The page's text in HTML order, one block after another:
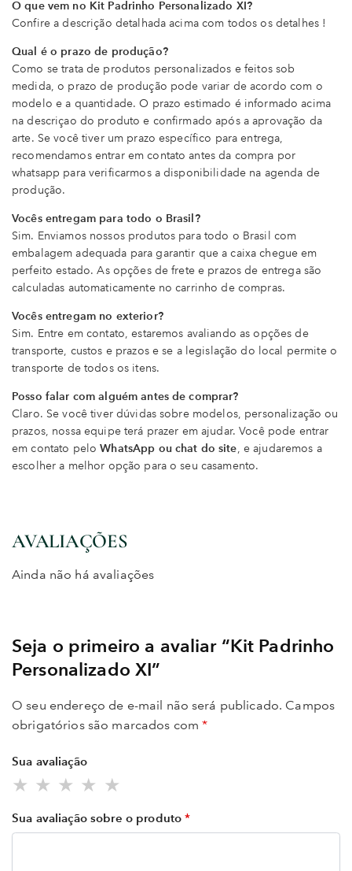
O que vem no Kit Padrinho Personalizado XI?
Confire a descrição detalhada acima com todos os detalhes !
Qual é o prazo de produção?
Como se trata de produtos personalizados e feitos sob
medida, o prazo de produção pode variar de acordo com o
modelo e a quantidade. O prazo estimado é informado acima
na descriçao do produto e confirmado após a aprovação da
arte. Se você tiver um prazo específico para entrega,
recomendamos entrar em contato antes da compra por
whatsapp para verificarmos a disponibilidade na agenda de
produção.
Vocês entregam para todo o Brasil?
Sim. Enviamos nossos produtos para todo o Brasil com
embalagem adequada para garantir que a caixa chegue em
perfeito estado. As opções de frete e prazos de entrega são
calculadas automaticamente no carrinho de compras.
Vocês entregam no exterior?
Sim. Entre em contato, estaremos avaliando as opções de
transporte, custos e prazos e se a legislação do local permite o
transporte de todos os itens.
Posso falar com alguém antes de comprar?
Claro. Se você tiver dúvidas sobre modelos, personalização ou
prazos, nossa equipe terá prazer em ajudar. Você pode entrar
em contato peloWhatsApp ou chat do site, e ajudaremos a
escolher a melhor opção para o seu casamento.
AVALIAÇÕES
Ainda não há avaliações
Seja o primeiro a avaliar “Kit Padrinho
Personalizado XI”
O seu endereço de e-mail não será publicado. Campos
obrigatórios são marcados com*
Sua avaliação
Sua avaliação sobre o produto*